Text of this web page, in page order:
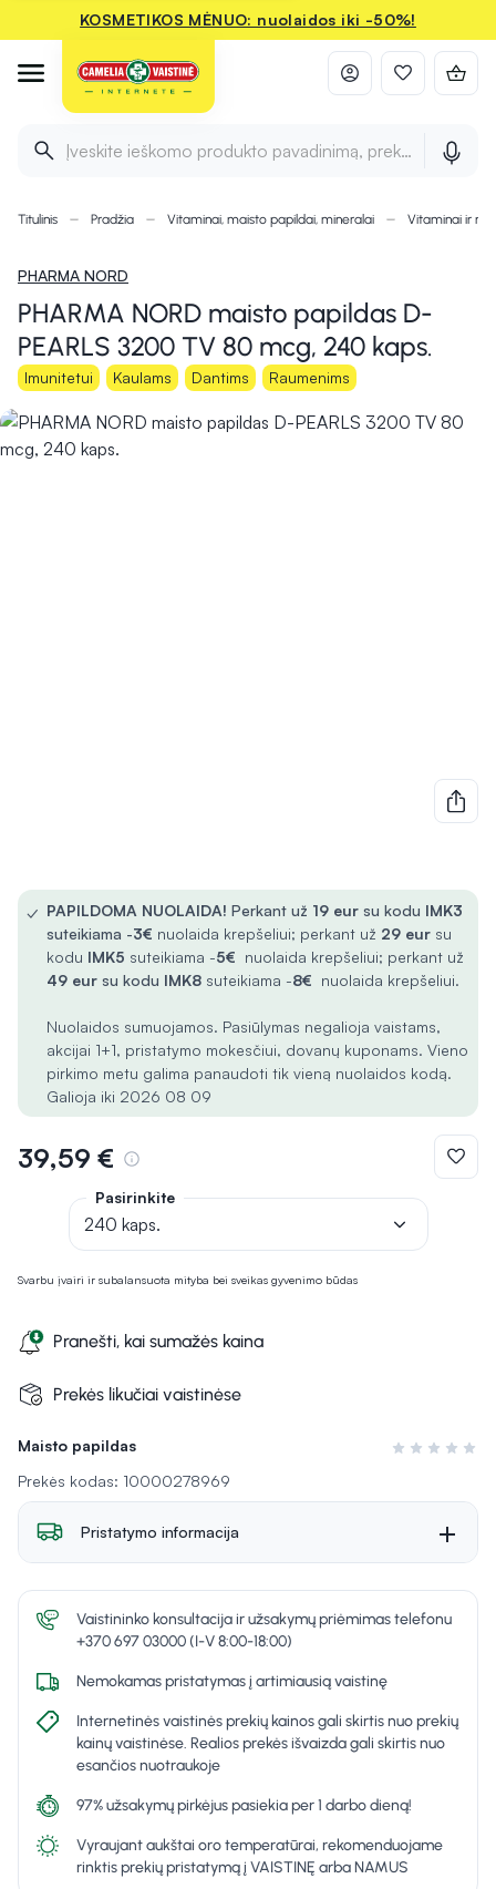
KOSMETIKOS MĖNUO: nuolaidos iki -50%!
Įveskite ieškomo produkto pavadinimą, prekės ženklą ir
Titulinis Pradžia Vitaminai, maisto papildai, mineralai Vitaminai ir
PHARMA NORD
PHARMA NORD maisto papildas D-
PEARLS 3200 TV 80 mcg, 240 kaps.
Imunitetui Kaulams Dantims Raumenims
Maisto papildas
Įvertinimas 0
Prekės kodas: 10000278969
Svarbu įvairi ir subalansuota mityba bei sveikas gyvenimo būdas
✓ PAPILDOMA NUOLAIDA! Perkant už 19 eur su kodu IMK3
suteikiama -3€ nuolaida krepšeliui; perkant už 29 eur su
kodu IMK5 suteikiama -5€ nuolaida krepšeliui; perkant už
49 eur su kodu IMK8 suteikiama -8€ nuolaida krepšeliui.
Nuolaidos sumuojamos. Pasiūlymas negalioja vaistams,
akcijai 1+1, pristatymo mokesčiui, dovanų kuponams. Vieno
pirkimo metu galima panaudoti tik vieną nuolaidos kodą.
Galioja iki 2026 08 09
39,59 €
Pranešti, kai sumažės kaina
Prekės likučiai vaistinėse
Pasirinkite
240 kaps.
Pristatymo informacija
Vaistininko konsultacija ir užsakymų priėmimas telefonu
+370 697 03000 (I-V 8:00-18:00)
Nemokamas pristatymas į artimiausią vaistinę
Internetinės vaistinės prekių kainos gali skirtis nuo prekių
kainų vaistinėse. Realios prekės išvaizda gali skirtis nuo
esančios nuotraukoje
97% užsakymų pirkėjus pasiekia per 1 darbo dieną!
Vyraujant aukštai oro temperatūrai, rekomenduojame
rinktis prekių pristatymą į VAISTINĘ arba NAMUS